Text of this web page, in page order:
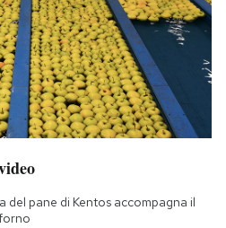
del pane di Kentos accompagna il